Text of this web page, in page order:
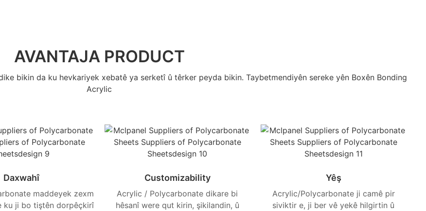
AVANTAJA PRODUCT
bikin da ku hevkariyek xebatê ya serketî û têrker peyda bikin. Taybetmendiyên sereke yên Boxên Bonding
Acrylic
Daxwahî
maddeyek zexm
ku ji bo tiştên dorpêçkirî
Customizability
Acrylic / Polycarbonate dikare bi
hêsanî were qut kirin, şikilandin, û
Yêş
Acrylic/Polycarbonate ji camê pir
siviktir e, ji ber vê yekê hilgirtin û